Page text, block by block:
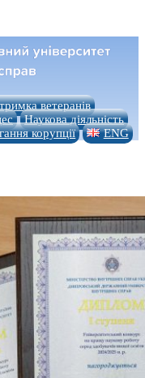
ветеранів
Наукова діяльність
корупції ENG